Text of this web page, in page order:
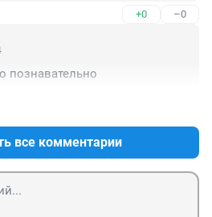
+0 –0
познавательно
все комментарии